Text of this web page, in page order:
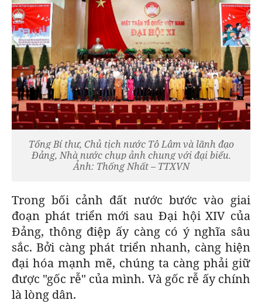
Tổng Bí thư, Chủ tịch nước Tô Lâm và lãnh đạo
Đảng, Nhà nước chụp ảnh chung với đại biểu.
Ảnh: Thống Nhất – TTXVN
Trong bối cảnh đất nước bước vào giai
đoạn phát triển mới sau Đại hội XIV của
Đảng, thông điệp ấy càng có ý nghĩa sâu
sắc. Bởi càng phát triển nhanh, càng hiện
đại hóa mạnh mẽ, chúng ta càng phải giữ
được "gốc rễ" của mình. Và gốc rễ ấy chính
là lòng dân.